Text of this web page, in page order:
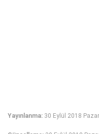
Yayınlanma: 30 Eylül 2018